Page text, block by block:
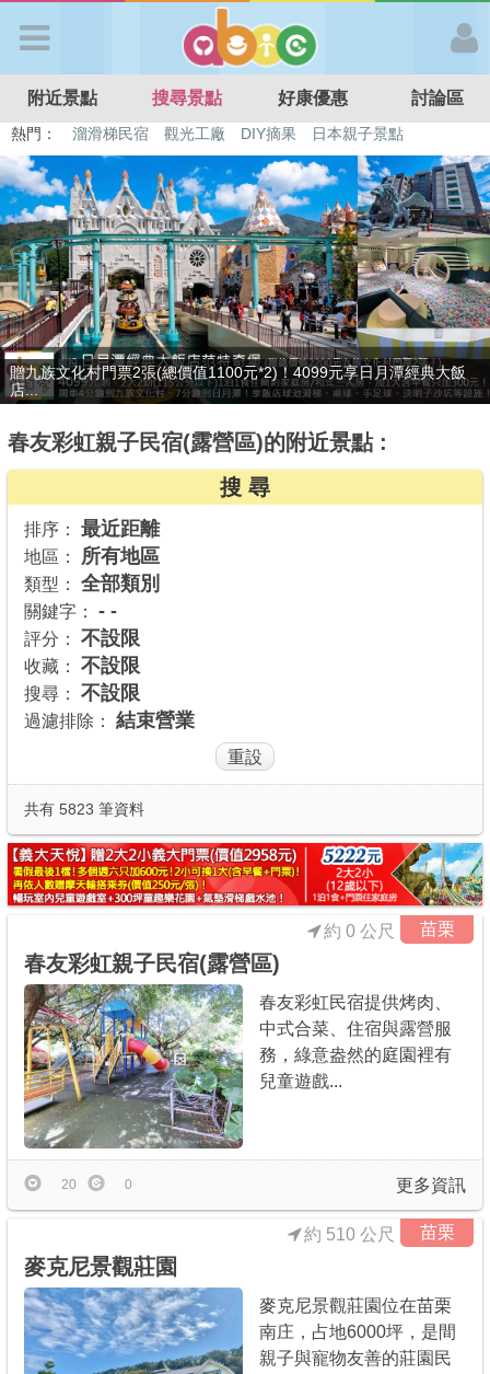
APP登入
首 頁
搜尋景點
好康優惠
最新消息
最新留言
商家合作
推薦景點
討論區
APP下載
附近景點 搜尋景點 好康優惠 討論區
熱門： 特色遊戲場 親子住房優惠 台北親子餐廳
溫泉泡湯SPA
溜滑梯民宿
觀光工廠 DIY摘果 日本親子景點
捷絲旅-宜蘭礁溪館3099元起享2大1幼1泊1食住雙人房！4799元起享
4...
春友彩虹親子民宿(露營區)的附近景點 :
搜 尋
排序： 最近距離
地區： 所有地區
類型： 全部類別
關鍵字： - -
評分： 不設限
收藏： 不設限
搜尋： 不設限
過濾排除： 結束營業
共有 5823 筆資料
苗栗
春友彩虹親子民宿(露營區)
約 0 公尺
春友彩虹民宿提供烤肉、
中式合菜、住宿與露營服
務，綠意盎然的庭園裡有
兒童遊戲...
更多資訊
20 0
苗栗
麥克尼景觀莊園
約 510 公尺
麥克尼景觀莊園位在苗栗
南庄，占地6000坪，是間
親子與寵物友善的莊園民